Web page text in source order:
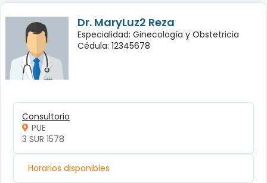
Dr. MaryLuz2 Reza
Especialidad: Ginecología y Obstetricia
Cédula: 12345678
Consultorio
PUE
3 SUR 1578
Horarios disponibles